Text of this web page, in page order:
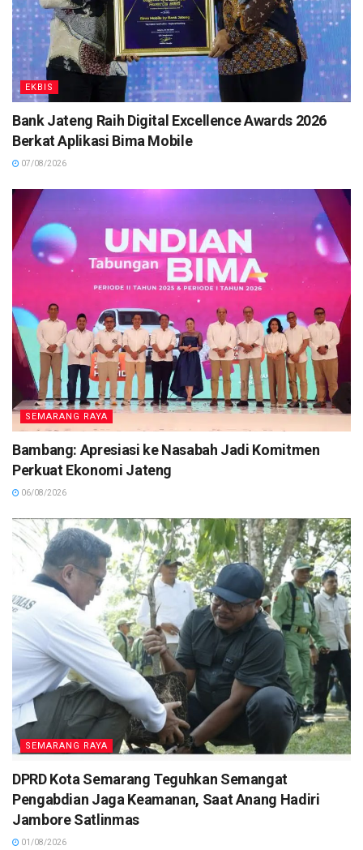
EKBIS
Bank Jateng Raih Digital Excellence Awards 2026
Berkat Aplikasi Bima Mobile
07/08/2026
SEMARANG RAYA
Bambang: Apresiasi ke Nasabah Jadi Komitmen
Perkuat Ekonomi Jateng
06/08/2026
SEMARANG RAYA
DPRD Kota Semarang Teguhkan Semangat
Pengabdian Jaga Keamanan, Saat Anang Hadiri
Jambore Satlinmas
01/08/2026